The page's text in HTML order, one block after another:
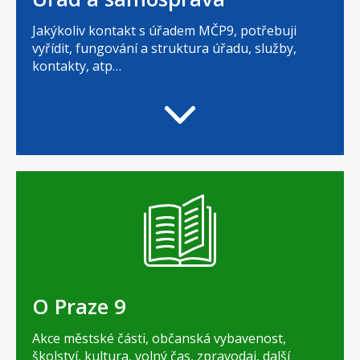
Jakýkoliv kontakt s úřadem MČP9, potřebuji
vyřídit, fungování a struktura úřadu, služby,
kontakty, atp…
O Praze 9
Akce městské části, občanská vybavenost,
školství, kultura, volný čas, zpravodaj, další